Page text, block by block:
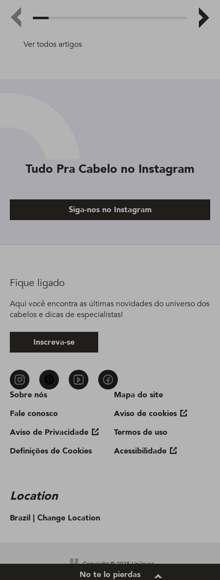
Ver todos artigos
Tudo Pra Cabelo no Instagram
Siga-nos no Instagram
Sobre nós
Fale conosco
Aviso de Privacidade
Definições de Cookies
Mapa do site
Aviso de cookies
Termos de uso
Acessibilidade
Location
Brazil | Change Location
Fique ligado
Aqui você encontra as últimas novidades do universo dos
cabelos e dicas de especialistas!
Inscreva-se
Copyright © 2025 Unilever.
No te lo pierdas